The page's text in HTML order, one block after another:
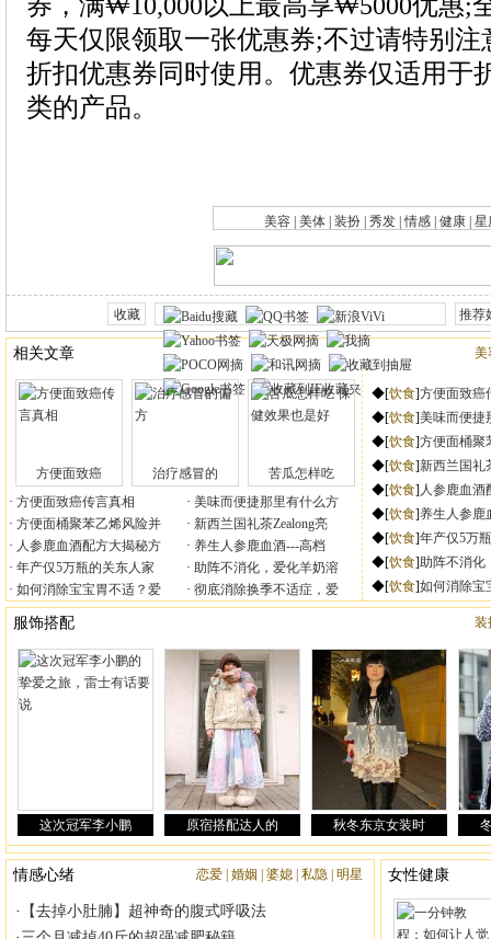
| | | | | |
方便面致癌 治疗感冒的
苦瓜怎样吃
方便面致癌传言真相
美味而便捷那里有什么方
方便面桶聚苯乙烯风险并
新西兰国礼茶Zealong亮
人参鹿血酒配方大揭秘方
养生人参鹿血酒---高档
年产仅5万瓶的关东人家
助阵不消化，爱化羊奶溶
如何消除宝宝胃不适？爱
彻底消除换季不适症，爱